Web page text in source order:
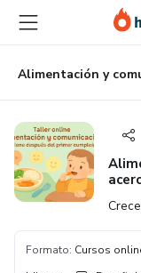
principal
página
de
página
Formato: Cursos